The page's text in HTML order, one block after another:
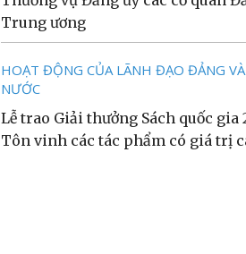
Trung ương
HOẠT ĐỘNG CỦA LÃNH ĐẠO ĐẢNG
NƯỚC
Lễ trao Giải thưởng Sách quốc gia
Tôn vinh các tác phẩm có giá trị